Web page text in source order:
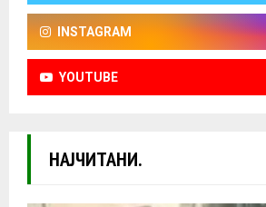
INSTAGRAM
YOUTUBE
НАЈЧИТАНИ.